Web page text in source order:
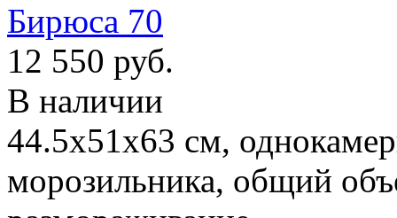
Бирюса 70
12 550 руб.
В наличии
44.5x51x63 см,
морозильника, общий